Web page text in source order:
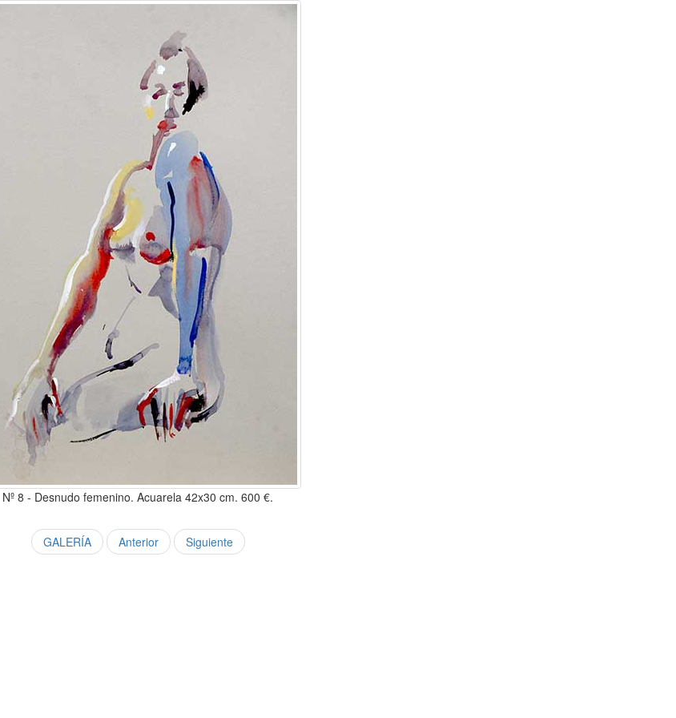
Nº 8 - Desnudo femenino. Acuarela 42x30 cm. 600 €.
GALERÍA Anterior Siguiente